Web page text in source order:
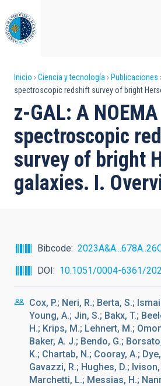
al
contenido
principal
Sobrescribir
enlaces
de
ayuda
a
la
Inicio Ciencia y tecnología Publicaciones
spectroscopic redshift survey of bright
z-GAL: A NOEMA
spectroscopic
survey of bright
galaxies. I.
Bibcode
DOI
10.1051/0004-6361/
Cox, P.; Neri, R.; Berta, S.;
Young, A.; Jin, S.; Bakx, T.;
H.; Krips, M.; Lehnert, M.;
Baker, A. J.; Bendo, G.;
K.; Chartab, N.; Cooray, A.;
Gavazzi, R.; Hughes, D.;
Marchetti, L.; Messias, H.;